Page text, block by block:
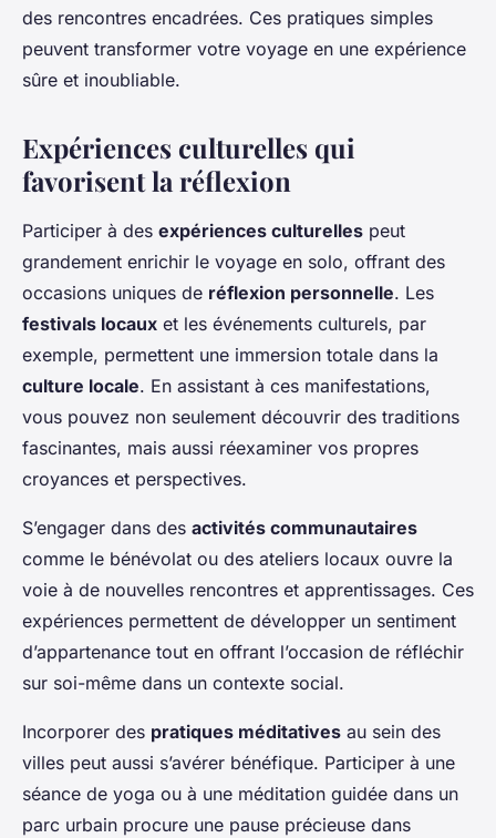
des rencontres encadrées. Ces pratiques simples
peuvent transformer votre voyage en une expérience
sûre et inoubliable.
Expériences culturelles qui
favorisent la réflexion
Participer à des expériences culturelles peut
grandement enrichir le voyage en solo, offrant des
occasions uniques de réflexion personnelle. Les
festivals locaux et les événements culturels, par
exemple, permettent une immersion totale dans la
culture locale. En assistant à ces manifestations,
vous pouvez non seulement découvrir des traditions
fascinantes, mais aussi réexaminer vos propres
croyances et perspectives.
S’engager dans des activités communautaires
comme le bénévolat ou des ateliers locaux ouvre la
voie à de nouvelles rencontres et apprentissages. Ces
expériences permettent de développer un sentiment
d’appartenance tout en offrant l’occasion de réfléchir
sur soi-même dans un contexte social.
Incorporer des pratiques méditatives au sein des
villes peut aussi s’avérer bénéfique. Participer à une
séance de yoga ou à une méditation guidée dans un
parc urbain procure une pause précieuse dans